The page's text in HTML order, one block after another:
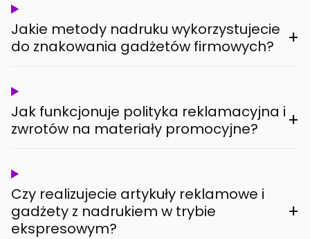
Jakie metody nadruku wykorzystujecie
do znakowania gadżetów firmowych?
+
Jak funkcjonuje polityka reklamacyjna i
zwrotów na materiały promocyjne?
+
Czy realizujecie artykuły reklamowe i
gadżety z nadrukiem w trybie
ekspresowym?
+